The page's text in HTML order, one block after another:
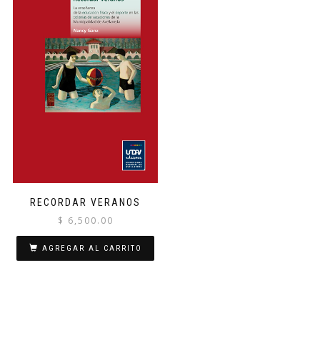
RECORDAR VERANOS
$ 6,500.00
AGREGAR AL CARRITO